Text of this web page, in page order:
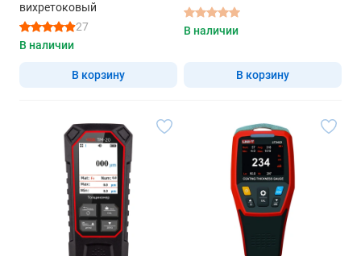
вихретоковый
27
В наличии
В корзину
В наличии
В корзину